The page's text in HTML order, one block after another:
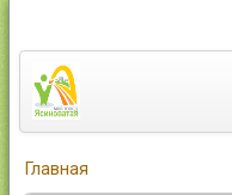
Главная